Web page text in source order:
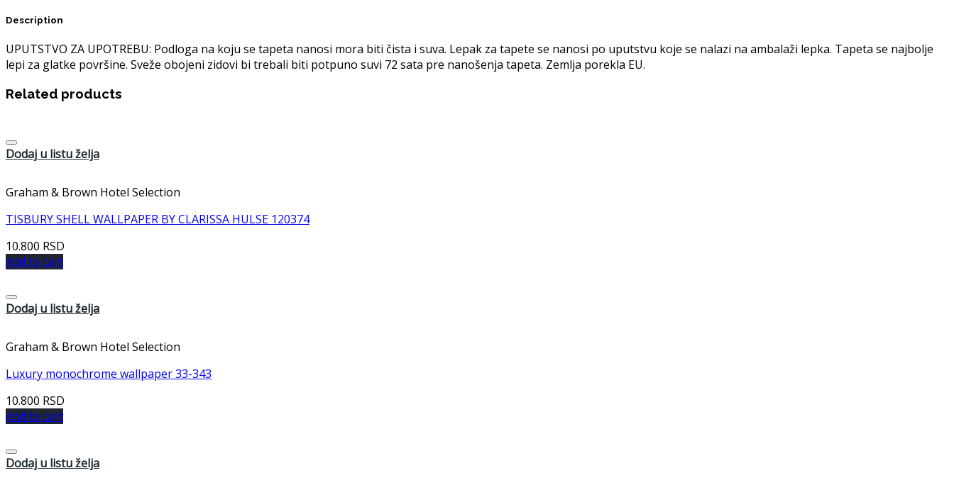
Description
UPUTSTVO ZA UPOTREBU: Podloga na koju se tapeta nanosi mora biti čista i suva. Lepak za tapete se nanosi po uputstvu koje se nalazi na ambalaži lepka. Tapeta se najbolje
lepi za glatke površine. Sveže obojeni zidovi bi trebali biti potpuno suvi 72 sata pre nanošenja tapeta. Zemlja porekla EU.
Related products
Dodaj u listu želja
Graham & Brown Hotel Selection
TISBURY SHELL WALLPAPER BY CLARISSA HULSE 120374
10.800 RSD
Add to cart
Dodaj u listu želja
Graham & Brown Hotel Selection
Luxury monochrome wallpaper 33-343
10.800 RSD
Add to cart
Dodaj u listu želja